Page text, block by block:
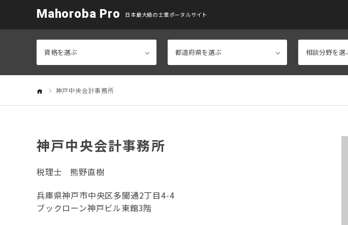
Mahoroba Pro 日本最大級の士業ポータルサイト
神戸中央会計事務所
神戸中央会計事務所
税理士
熊野直樹
兵庫県神戸市中央区多聞通2丁目4-4
ブックローン神戸ビル東館3階